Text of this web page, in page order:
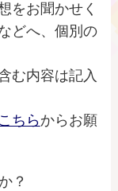
をお聞かせく
どへ、個別の
む内容は記入
こちらからお願
？